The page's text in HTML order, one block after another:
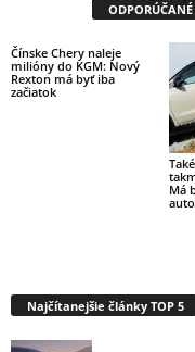
Čínske Chery naleje
milióny do KGM: Nový
Rexton má byť iba
začiatok
Má
Najčítanejšie články TOP 5